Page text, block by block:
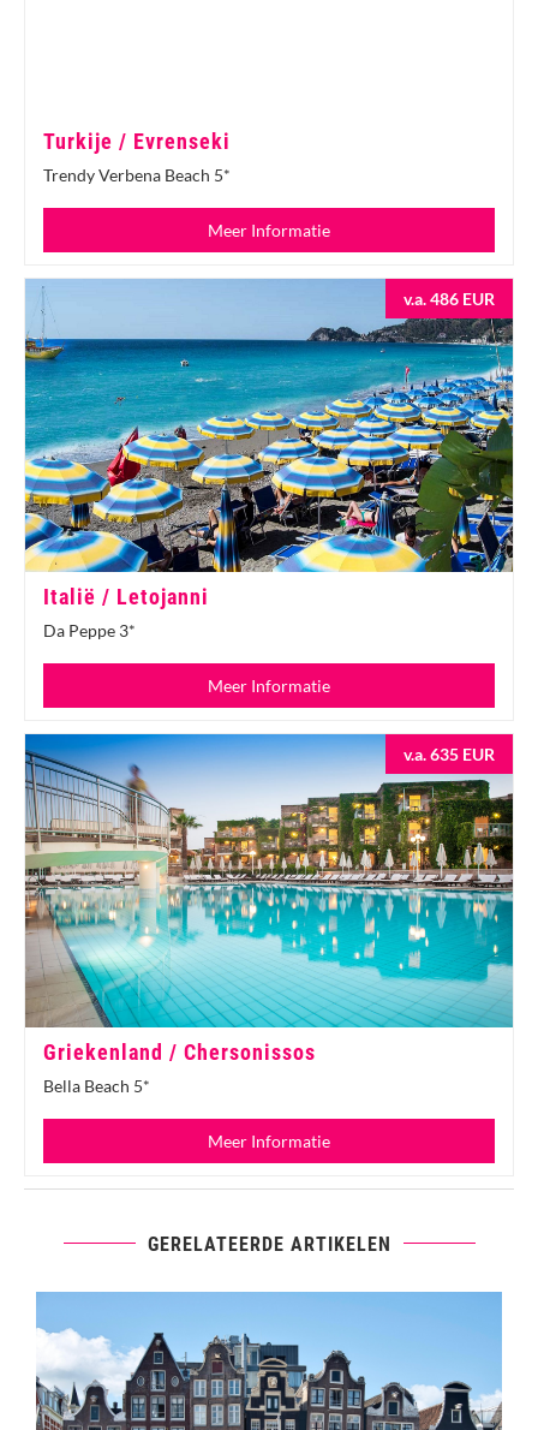
Turkije / Evrenseki
Trendy Verbena Beach 5*
Meer Informatie
v.a. 486 EUR
Italië / Letojanni
Da Peppe 3*
Meer Informatie
v.a. 635 EUR
Griekenland / Chersonissos
Bella Beach 5*
Meer Informatie
GERELATEERDE ARTIKELEN